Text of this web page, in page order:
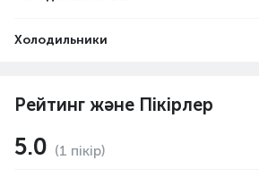
Холодильники
Рейтинг және Пікірлер
5.0 (1 пікір)